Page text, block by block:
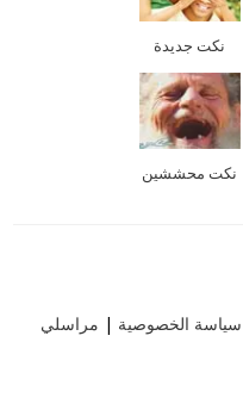
نكت جديدة
نكت محششين
سياسة الخصوصية | مراسلي